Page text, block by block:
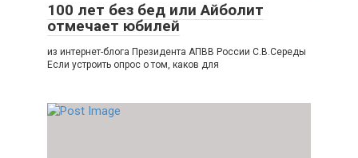
100 лет без бед или Айболит
отмечает юбилей
из интернет-блога Президента АПВВ России С.В.Середы
Если устроить опрос о том, каков для